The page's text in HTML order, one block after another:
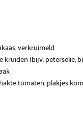
verkruimeld
(bijv. peterselie,
tomaten, plakjes